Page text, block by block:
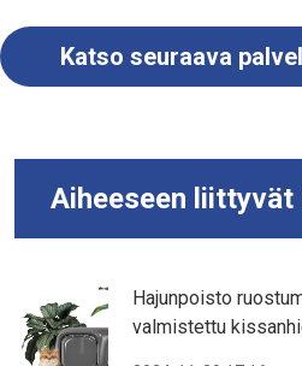
Katso seuraava
Aiheeseen
Hajunpoisto
valmistettu